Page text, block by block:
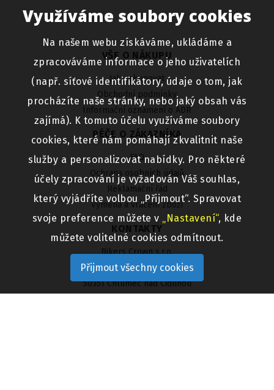
Využíváme soubory cookies
Na našem webu získáváme, ukládáme a
zpracováváme informace o jeho uživatelích
(např. síťové identifikátory, údaje o tom, jak
procházíte naše stránky, nebo jaký obsah vás
zajímá). K tomuto účelu využíváme soubory
cookies, které nám pomáhají zkvalitnit naše
služby a personalizovat nabídky. Pro některé
účely zpracování je vyžadován Váš souhlas,
který vyjádříte volbou „Přijmout“. Spravovat
svoje preference můžete v „Nastavení“, kde
můžete volitelné cookies odmítnout.
Přijmout všechny cookies
VŠE O NÁKUPU
Jak nakupovat
Obchodní podmínky
Informační oznámení o ADR
PÉČE O ZÁKAZNÍKA
FAQ
Ochrana osobních údajů
Reklamační řád
Výměna a vrácení zboží
KONTAKTY
Bikers Crown s.r.o.
Pražská 481/IV
50351 Chlumec nad Cidlinou